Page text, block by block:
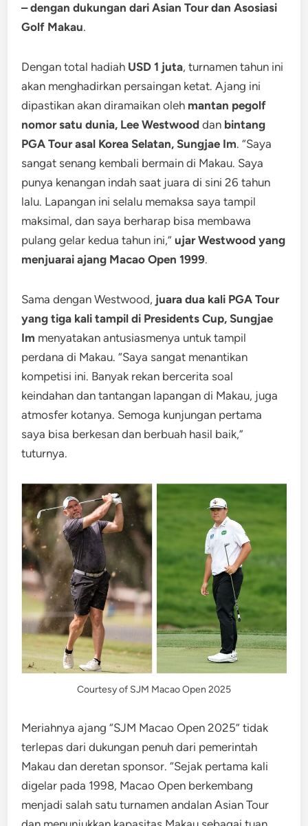
– dengan dukungan dari Asian Tour dan Asosiasi
Golf Makau.
Dengan total hadiah USD 1 juta, turnamen tahun ini
akan menghadirkan persaingan ketat. Ajang ini
dipastikan akan diramaikan oleh mantan pegolf
nomor satu dunia, Lee Westwood dan bintang
PGA Tour asal Korea Selatan, Sungjae Im. “Saya
sangat senang kembali bermain di Makau. Saya
punya kenangan indah saat juara di sini 26 tahun
lalu. Lapangan ini selalu memaksa saya tampil
maksimal, dan saya berharap bisa membawa
pulang gelar kedua tahun ini,”ujar Westwood yang
menjuarai ajang Macao Open 1999.
Sama dengan Westwood, juara dua kali PGA Tour
yang tiga kali tampil di Presidents Cup, Sungjae
Im menyatakan antusiasmenya untuk tampil
perdana di Makau. “Saya sangat menantikan
kompetisi ini. Banyak rekan bercerita soal
keindahan dan tantangan lapangan di Makau, juga
atmosfer kotanya. Semoga kunjungan pertama
saya bisa berkesan dan berbuah hasil baik,”
tuturnya.
Courtesy of SJM Macao Open 2025
Meriahnya ajang “SJM Macao Open 2025” tidak
terlepas dari dukungan penuh dari pemerintah
Makau dan deretan sponsor. “Sejak pertama kali
digelar pada 1998, Macao Open berkembang
menjadi salah satu turnamen andalan Asian Tour